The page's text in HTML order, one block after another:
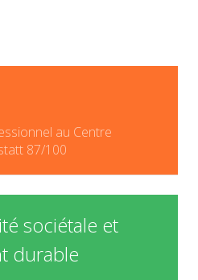
au Centre
87/100
sociétale et
durable